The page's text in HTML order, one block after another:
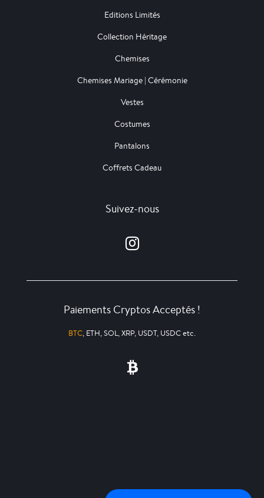
Editions Limités
Collection Héritage
Chemises
Chemises Mariage | Cérémonie
Vestes
Costumes
Pantalons
Coffrets Cadeau
Suivez-nous
Paiements Cryptos Acceptés !
BTC, ETH, SOL, XRP, USDT, USDC etc.